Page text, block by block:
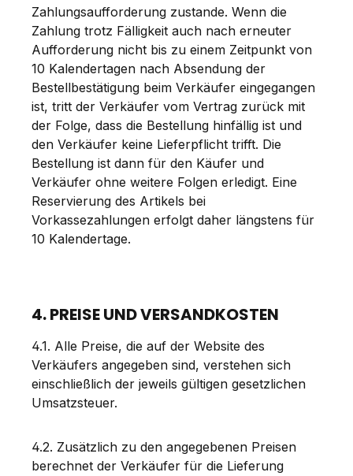
Zahlungsaufforderung zustande. Wenn die
Zahlung trotz Fälligkeit auch nach erneuter
Aufforderung nicht bis zu einem Zeitpunkt von
10 Kalendertagen nach Absendung der
Bestellbestätigung beim Verkäufer eingegangen
ist, tritt der Verkäufer vom Vertrag zurück mit
der Folge, dass die Bestellung hinfällig ist und
den Verkäufer keine Lieferpflicht trifft. Die
Bestellung ist dann für den Käufer und
Verkäufer ohne weitere Folgen erledigt. Eine
Reservierung des Artikels bei
Vorkassezahlungen erfolgt daher längstens für
10 Kalendertage.
4. PREISE UND VERSANDKOSTEN
4.1. Alle Preise, die auf der Website des
Verkäufers angegeben sind, verstehen sich
einschließlich der jeweils gültigen gesetzlichen
Umsatzsteuer.
4.2. Zusätzlich zu den angegebenen Preisen
berechnet der Verkäufer für die Lieferung